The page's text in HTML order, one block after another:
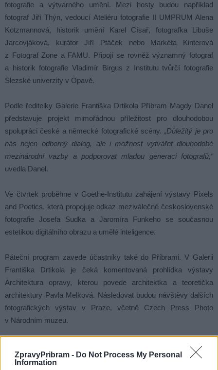
ZpravyPribram - Do Not Process My Personal
Information
fotografie a výtvarného umění. Mezi hosty budou například
fotograf Jiří Thýn, vedoucí Ateliéru fotografie II UMPRUM Alena
Kotzmannová, historik umění Karel Císař, fotografka Libuše
Jarcovjáková, kurátor Jiří Ptáček nebo Markéta Kinterová
z Fotograf Zone a FAMU. Připojí se rovněž významný fotograf
a historik fotografie Vladimír Birgus z Institutu tvůrčí fotografie
Slezské univerzity v Opavě.
Podle ředitelky Galerie Františka Drtikola Příbram Magdy Danel
představuje projekt mimořádnou příležitost pro dlouhodobou
spolupráci české a německé fotografické scény.„Důležitý je pro
nás nejen odborný dialog, ale i možnost vytvářet dlouhodobé
mezinárodní vazby a podporovat mladou generaci fotografů,“
uvedla Danel.
Ve čtvrtek proběhne v Goethe-Institutu zahájení výstavy Pixels
and Poetics, která propojuje odkaz meziválečné československé
fotografie Josefa Sudka a Jaromíra Funkeho se současnou
estetikou digitálního obrazu a umělé inteligence.
Páteční program zavede účastníky také do Příbrami. V Galerii
Františka Drtikola je čeká komentovaná prohlídka výstavy
Architektura opravy, kterou povede architektka a teoretička
architektury Pavla Melková. Následovat budou návštěvy dalších
fotografických výstav v Praze, včetně Czech Press Photo
v Národním muzeu.
Projekt vznikl ve spolupráci Galerie Františka Drtikola Příbram,
Goethe-Institutu Praha, Photonews a UMPRUM za podpory